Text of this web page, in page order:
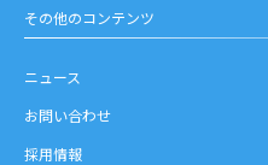
その他のコンテンツ
ニュース
お問い合わせ
採用情報